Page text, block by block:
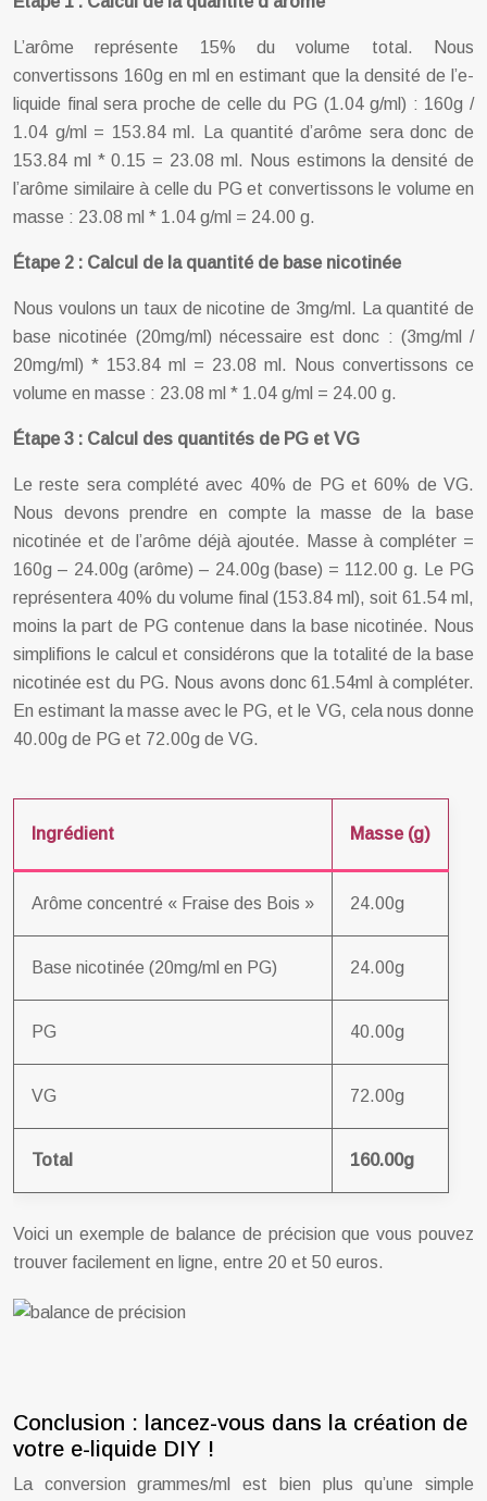
L’arôme représente 15% du volume total. Nous
convertissons 160g en ml en estimant que la densité de l’e-
liquide final sera proche de celle du PG (1.04 g/ml) : 160g /
1.04 g/ml = 153.84 ml. La quantité d’arôme sera donc de
153.84 ml * 0.15 = 23.08 ml. Nous estimons la densité de
l’arôme similaire à celle du PG et convertissons le volume en
masse : 23.08 ml * 1.04 g/ml = 24.00 g.
Étape 2 : Calcul de la quantité de base nicotinée
Nous voulons un taux de nicotine de 3mg/ml. La quantité de
base nicotinée (20mg/ml) nécessaire est donc : (3mg/ml /
20mg/ml) * 153.84 ml = 23.08 ml. Nous convertissons ce
volume en masse : 23.08 ml * 1.04 g/ml = 24.00 g.
Étape 3 : Calcul des quantités de PG et VG
Le reste sera complété avec 40% de PG et 60% de VG.
Nous devons prendre en compte la masse de la base
nicotinée et de l’arôme déjà ajoutée. Masse à compléter =
160g – 24.00g (arôme) – 24.00g (base) = 112.00 g. Le PG
représentera 40% du volume final (153.84 ml), soit 61.54 ml,
moins la part de PG contenue dans la base nicotinée. Nous
simplifions le calcul et considérons que la totalité de la base
nicotinée est du PG. Nous avons donc 61.54ml à compléter.
En estimant la masse avec le PG, et le VG, cela nous donne
40.00g de PG et 72.00g de VG.
Ingrédient Masse (g)
Arôme concentré « Fraise des Bois » 24.00g
Base nicotinée (20mg/ml en PG) 24.00g
PG 40.00g
VG 72.00g
Total 160.00g
Voici un exemple de balance de précision que vous pouvez
trouver facilement en ligne, entre 20 et 50 euros.
Conclusion : lancez-vous dans la création de
votre e-liquide DIY !
La conversion grammes/ml est bien plus qu’une simple